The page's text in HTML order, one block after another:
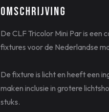
Omschrijving
De CLF Tricolor Mini Par is
fixtures voor de Nederlandse
De fixture is licht en heeft een
maken inclusie in grotere
stuks.